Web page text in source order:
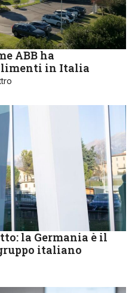
ABB ha
in Italia
la Germania è il
italiano